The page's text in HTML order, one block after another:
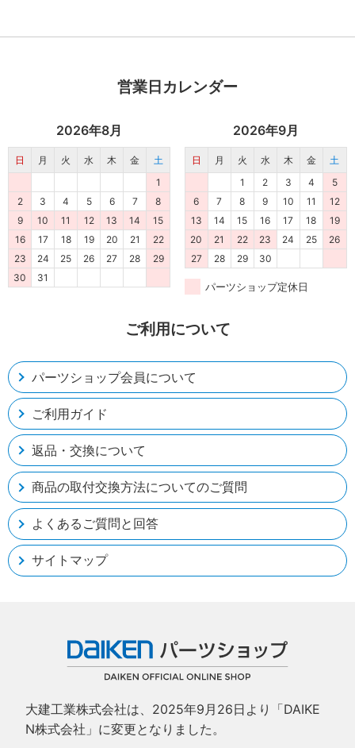
ご利用について
パーツショップ会員について
ご利用ガイド
返品・交換について
商品の取付交換方法についてのご質問
よくあるご質問と回答
サイトマップ
営業日カレンダー
2026年8月
日 月 火 水 木 金
土
1
2
3 4 5 6 7
8
9
10 11 12 13 14
15
16
17 18 19 20 21
22
23
24 25 26 27 28
29
30
31
2026年9月
日 月 火 水 木 金
土
1
2 3 4
5
6
7 8 9 10 11
12
13
14 15 16 17 18
19
20
21 22 23 24 25
26
27
28 29 30
パーツショップ定休日
大建工業株式会社は、2025年9月26日より「DAIKE
N株式会社」に変更となりました。